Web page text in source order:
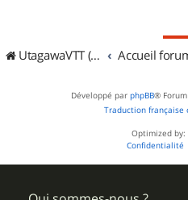
UtagawaVTT (Randos VTT et VTTAE avec traces GPS) Accueil
Développé par phpBB®
Traduction française
Optimized by:
Confidentialité